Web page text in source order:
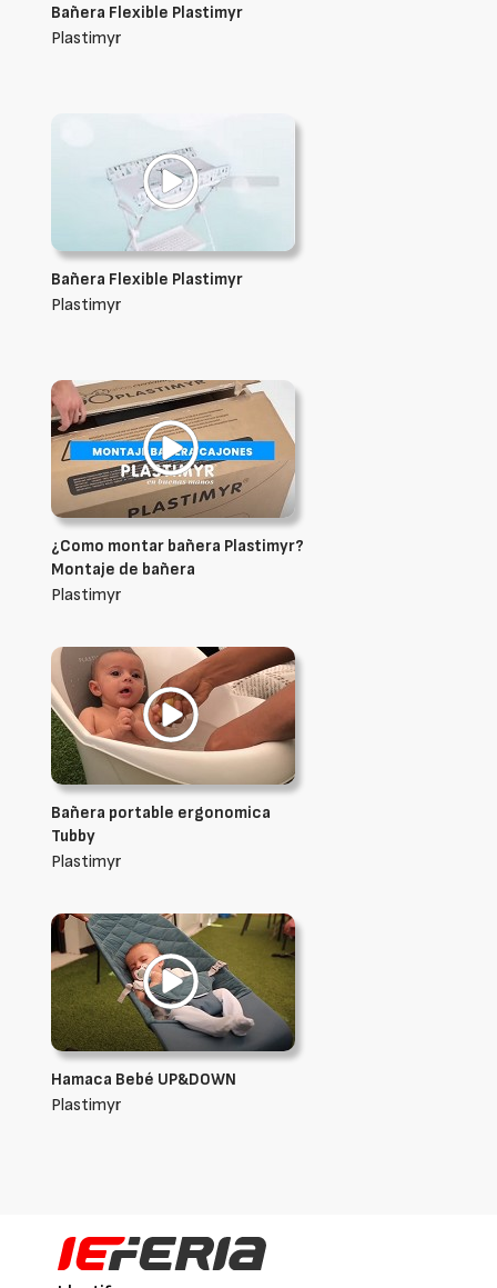
Bañera Flexible Plastimyr
Plastimyr
Bañera Flexible Plastimyr
Plastimyr
¿Como montar bañera Plastimyr?
Montaje de bañera
Plastimyr
Bañera portable ergonomica
Tubby
Plastimyr
Hamaca Bebé UP&DOWN
Plastimyr